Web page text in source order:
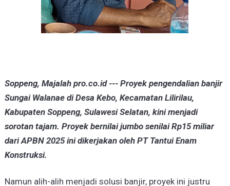
Soppeng, Majalah pro.co.id --- Proyek pengendalian banjir
Sungai Walanae di Desa Kebo, Kecamatan Lilirilau,
Kabupaten Soppeng, Sulawesi Selatan, kini menjadi
sorotan tajam. Proyek bernilai jumbo senilai Rp15 miliar
dari APBN 2025 ini dikerjakan oleh PT Tantui Enam
Konstruksi.
Namun alih-alih menjadi solusi banjir, proyek ini justru